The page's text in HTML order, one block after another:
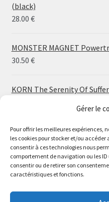
Gérer le
Pour offrir les meilleures expériences,
les cookies pour stocker et/ou
consentir à ces technologies nous
comportement de navigation ou les ID
consentir ou de retirer son
caractéristiques et fonctions.
Le magasin de Lyon
inclus. Les commandes
The physical record shop
(black)
28.00 €
MONSTER MAGNET
30.50 €
KORN The Serenity Of
HO99O9 Tomorrow We
disc)
25.00€